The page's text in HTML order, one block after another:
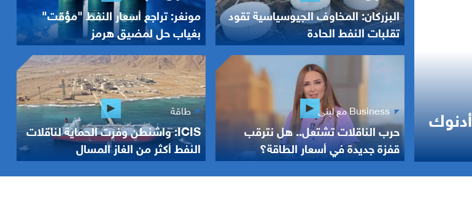
البزركان: المخاوف الجيوسياسية تقود
تقلبات النفط الحادة
مونغر: تراجع أسعار النفط "مؤقت"
بغياب حل لمضيق هرمز
Business مع لبنى
حرب الناقلات تشتعل.. هل نترقب
قفزة جديدة في أسعار الطاقة؟
طاقة
ICIS: واشنطن وفرت الحماية لناقلات
النفط أكثر من الغاز المسال